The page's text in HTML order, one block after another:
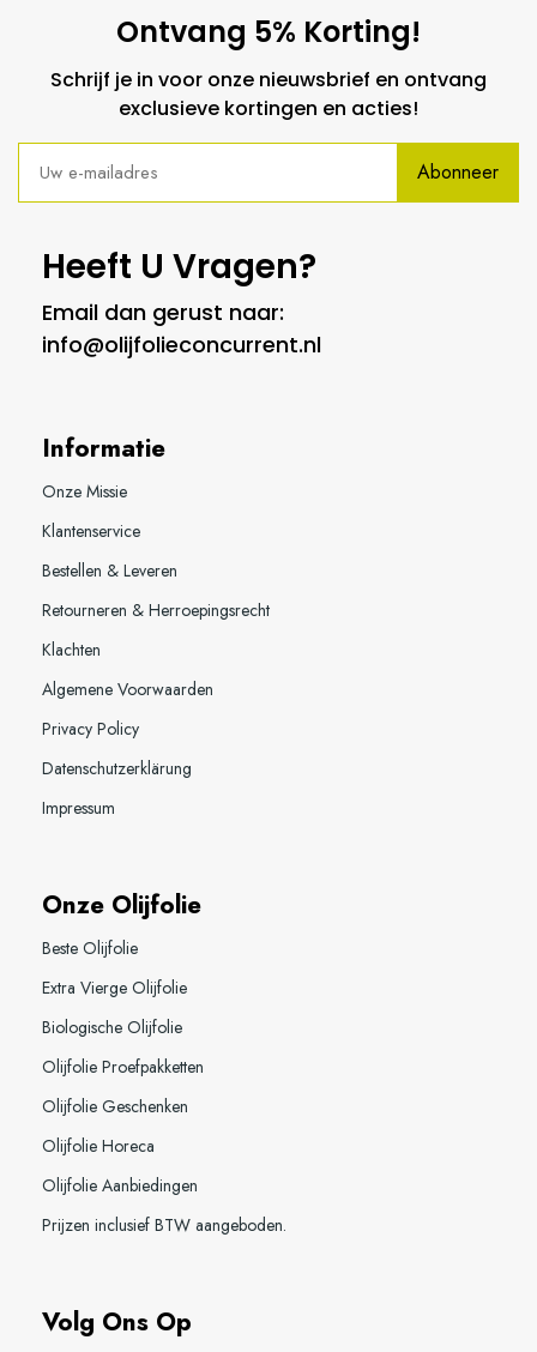
Ontvang 5% Korting!
Schrijf je in voor onze nieuwsbrief en ontvang
exclusieve kortingen en acties!
Abonneer
Heeft U Vragen?
Email dan gerust naar:
info@olijfolieconcurrent.nl
Informatie
Onze Missie
Klantenservice
Bestellen & Leveren
Retourneren & Herroepingsrecht
Klachten
Algemene Voorwaarden
Privacy Policy
Datenschutzerklärung
Impressum
Onze Olijfolie
Beste Olijfolie
Extra Vierge Olijfolie
Biologische Olijfolie
Olijfolie Proefpakketten
Olijfolie Geschenken
Olijfolie Horeca
Olijfolie Aanbiedingen
Prijzen inclusief BTW aangeboden.
Volg Ons Op